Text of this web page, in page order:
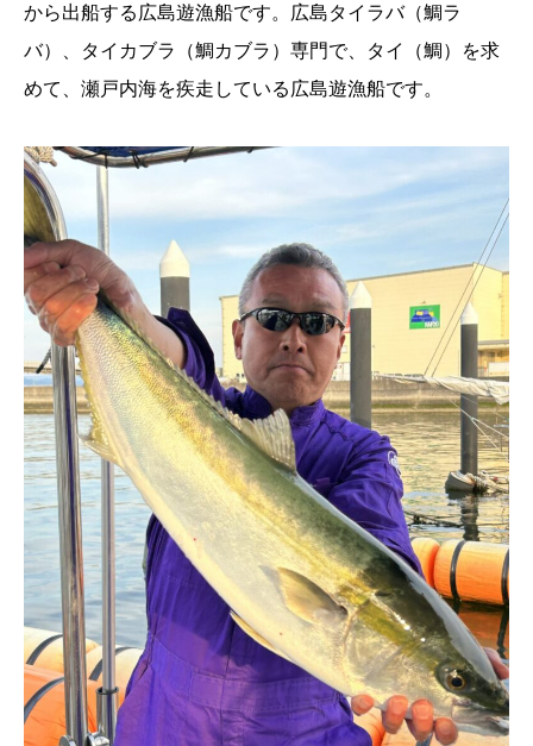
から出船する広島遊漁船です。広島タイラバ（鯛ラ
バ）、タイカブラ（鯛カブラ）専門で、タイ（鯛）を求
めて、瀬戸内海を疾走している広島遊漁船です。